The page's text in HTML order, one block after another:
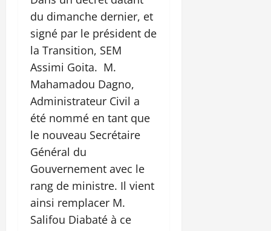
du dimanche dernier, et
signé par le président de
la Transition, SEM
Assimi Goita. M.
Mahamadou Dagno,
Administrateur Civil a
été nommé en tant que
le nouveau Secrétaire
Général du
Gouvernement avec le
rang de ministre. Il vient
ainsi remplacer M.
Salifou Diabaté à ce